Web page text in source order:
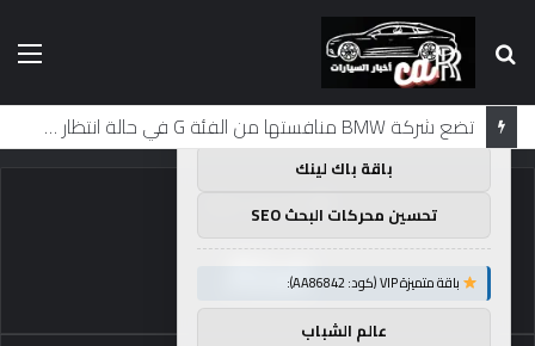
بحث
عن
تضع شركة BMW منافستها من الفئة G في حالة انتظار مع وصول الرياح المعاكسة في الصين إلى موطنها
الرئيسية
Alat
توصيات :
باقة متميزة VIP (كود: AA11138):
باقة باك لينك
تحسين محركات البحث SEO
باقة متميزة VIP (كود: AA86842):
عالم الشباب